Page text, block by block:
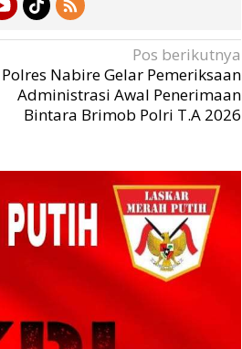
Pos berikutnya
Polres Nabire Gelar Pemeriksaan
Administrasi Awal Penerimaan
Bintara Brimob Polri T.A 2026